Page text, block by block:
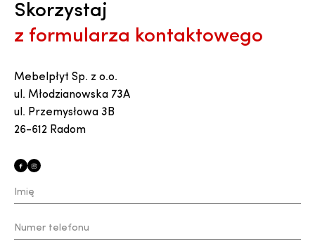
Skorzystaj
z formularza kontaktowego
Mebelpłyt Sp. z o.o.
ul. Młodzianowska 73A
ul. Przemysłowa 3B
26-612 Radom